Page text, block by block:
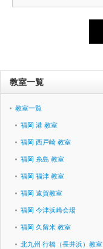
教室一覧
教室一覧
福岡 港 教室
福岡 西戸崎 教室
福岡 糸島 教室
福岡 福津 教室
福岡 遠賀教室
福岡 今津浜崎会場
福岡 久留米 教室
北九州 行橋（長井浜）教室